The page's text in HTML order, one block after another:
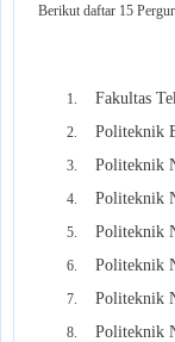
Berikut daftar 15
1. Fakultas
2. Politeknik
3. Politeknik
4. Politeknik
5. Politeknik
6. Politeknik
7. Politeknik
8. Politeknik